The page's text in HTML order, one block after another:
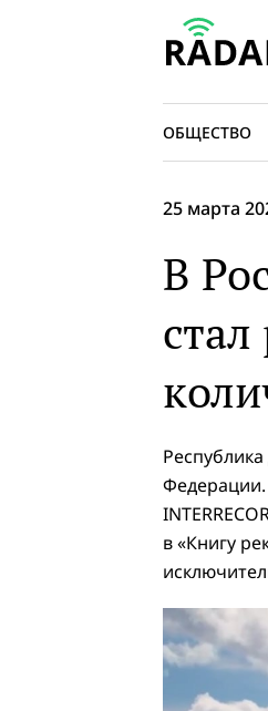
ОБЩЕСТВО
25 марта
В
Федерации.
в «Книгу